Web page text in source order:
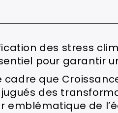
des stress
pour garantir
cadre que
des
emblématique de